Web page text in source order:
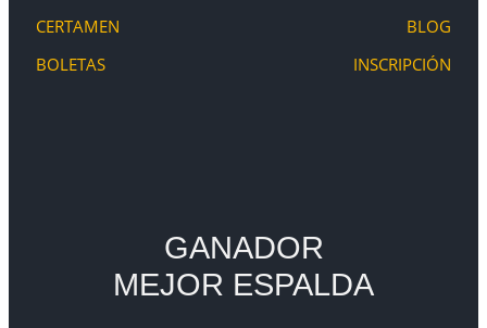
CERTAMEN
BOLETAS
BLOG
INSCRIPCIÓN
GANADOR
MEJOR ESPALDA